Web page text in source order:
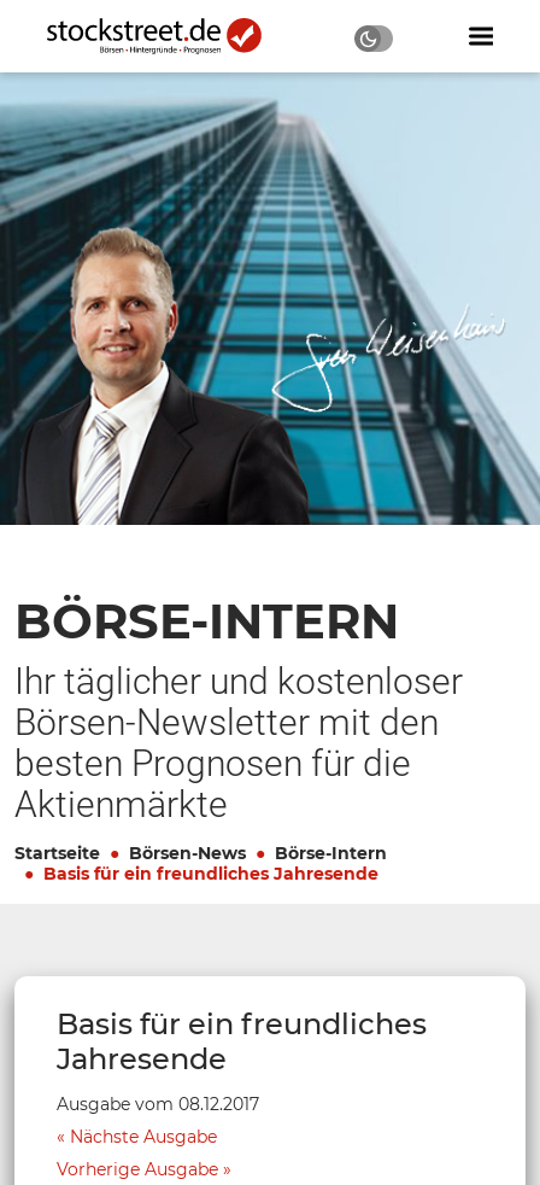
BÖRSE-INTERN
Ihr täglicher und kostenloser
Börsen-Newsletter mit den
besten Prognosen für die
Aktienmärkte
Startseite Börsen-News
Börse-Intern
Basis für ein freundliches Jahresende
Basis für ein freundliches
Jahresende
Ausgabe vom 08.12.2017
Nächste Ausgabe
Vorherige Ausgabe